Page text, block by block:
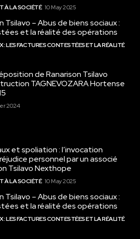
À LA SOCIÉTÉ 10 May 2025
Tsilavo – Abus de biens sociaux :
et la réalité des opérations
: LES FACTURES CONTESTÉES ET LA RÉALITÉ
de Ranarison Tsilavo
TAGNEVOZARA Hortense
2024
et spoliation : l’invocation
personnel par un associé
Tsilavo Nexthope
À LA SOCIÉTÉ 10 May 2025
Tsilavo – Abus de biens sociaux :
et la réalité des opérations
: LES FACTURES CONTESTÉES ET LA RÉALITÉ